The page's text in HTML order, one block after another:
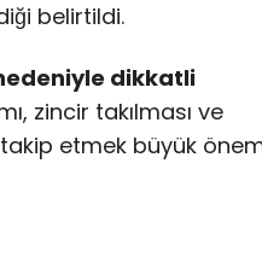
belirtildi.
dikkatli
zincir takılması ve
etmek büyük